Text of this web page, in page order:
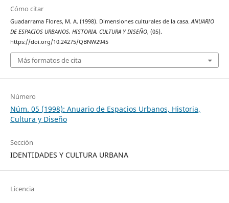
Cómo citar
Guadarrama Flores, M. A. (1998). Dimensiones culturales de la casa.ANUARIO
DE ESPACIOS URBANOS, HISTORIA, CULTURA Y DISEÑO, (05).
https://doi.org/10.24275/QBNW2945
Más formatos de cita
Número
Núm. 05 (1998): Anuario de Espacios Urbanos, Historia,
Cultura y Diseño
Sección
IDENTIDADES Y CULTURA URBANA
Licencia